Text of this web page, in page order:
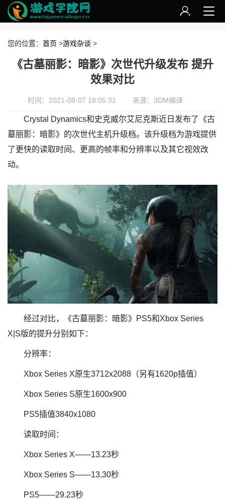
您的位置： 首页 >游戏杂谈 >
《古墓丽影：暗影》次世代升级发布 提升
效果对比
时间：2021-08-07 18:05:31 来源：3DM编译
Crystal Dynamics和史克威尔艾尼克斯近日发布了《古
墓丽影：暗影》的次世代主机升级档。该升级档为游戏提供
了更快的读取时间、更高的帧率和分辨率以及其它视效改
动。
经过对比，《古墓丽影：暗影》PS5和Xbox Series
X|S版的提升分别如下：
分辨率：
Xbox Series X原生3712x2088（另有1620p插值）
Xbox Series S原生1600x900
PS5插值3840x1080
读取时间：
Xbox Series X——13.23秒
Xbox Series S——13.30秒
PS5——29.23秒